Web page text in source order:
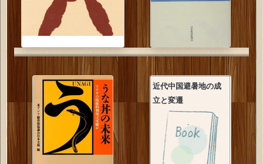
近代中国避暑地の成
立と変遷